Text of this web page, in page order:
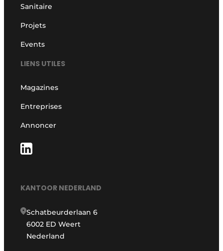
Sanitaire
Projets
Events
LIENS UTILES
Magazines
Entreprises
Annoncer
KANTOOR NEDERLAND
Schatbeurderlaan 6
6002 ED Weert
Nederland